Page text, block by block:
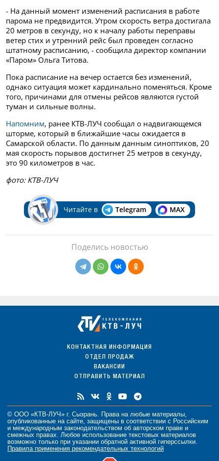
- На данный момент изменений расписания в работе
парома не предвидится. Утром скорость ветра достигала
20 метров в секунду, но к началу работы переправы
ветер стих и утренний рейс был проведен согласно
штатному расписанию, - сообщила директор компании
«Паром» Ольга Титова.
Пока расписание на вечер остается без изменений,
однако ситуация может кардинально поменяться. Кроме
того, причинами для отмены рейсов являются густой
туман и сильные волны.
Напомним, ранее КТВ-ЛУЧ сообщал о надвигающемся
шторме, который в ближайшие часы ожидается в
Самарской области. По данным данным синоптиков, 20
мая скорость порывов достигнет 25 метров в секунду,
это 90 километров в час.
фото: КТВ-ЛУЧ
Читайте в Telegram MAX
Поделись новостью
КОНТАКТНАЯ ИНФОРМАЦИЯ
ОТДЕЛ ПРОДАЖ
ВАКАНСИИ
ОТПРАВИТЬ МАТЕРИАЛ
© ООО «КТВ-ЛУЧ» г. Сызрань. Права на любые материалы,
опубликованные на сайте, защищены в соответствии с Российским
и международным законодательством об авторском праве и
смежных правах. Любое использование текстовых материалов
возможно только при указании обратной активной гиперссылки.
Правила применения рекомендательных технологий